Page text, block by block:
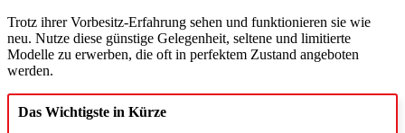
Trotz ihrer Vorbesitz-Erfahrung sehen und funktionieren sie wie
neu. Nutze diese günstige Gelegenheit, seltene und limitierte
Modelle zu erwerben, die oft in perfektem Zustand angeboten
werden.
Das Wichtigste in Kürze